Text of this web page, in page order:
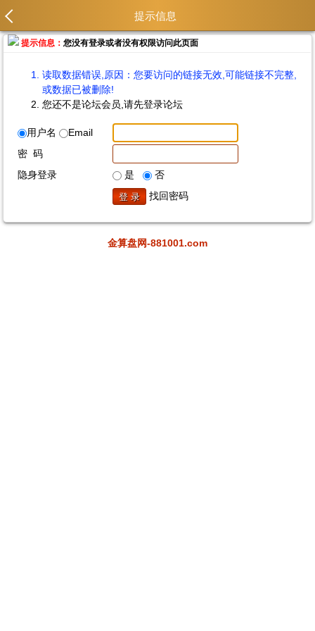
提示信息
提示信息：您没有登录或者没有权限访问此页面
读取数据错误,原因：您要访问的链接无效,可能链接不完整,
或数据已被删除!
您还不是论坛会员,请先登录论坛
用户名
Email
密 码
隐身登录
是
否
找回密码
金算盘网-881001.com